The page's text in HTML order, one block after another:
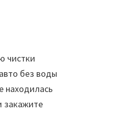
чистки
без воды
находилась
закажите